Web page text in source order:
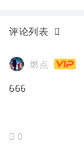
评论列表
燃点
666
0